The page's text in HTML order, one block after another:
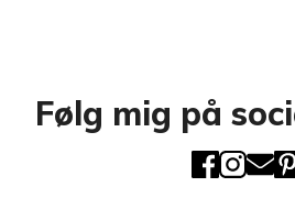
Følg mig på